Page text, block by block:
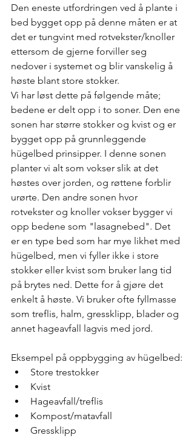
Den eneste utfordringen ved å plante i
bed bygget opp på denne måten er at
det er tungvint med rotvekster/knoller
ettersom de gjerne forviller seg
nedover i systemet og blir vanskelig å
høste blant store stokker.
Vi har løst dette på følgende måte;
bedene er delt opp i to soner. Den ene
sonen har større stokker og kvist og er
bygget opp på grunnleggende
hügelbed prinsipper. I denne sonen
planter vi alt som vokser slik at det
høstes over jorden, og røttene forblir
urørte. Den andre sonen hvor
rotvekster og knoller vokser bygger vi
opp bedene som "lasagnebed". Det
er en type bed som har mye likhet med
hügelbed, men vi fyller ikke i store
stokker eller kvist som bruker lang tid
på brytes ned. Dette for å gjøre det
enkelt å høste. Vi bruker ofte fyllmasse
som treflis, halm, gressklipp, blader og
annet hageavfall lagvis med jord.
Eksempel på oppbygging av hügelbed:
Store trestokker
Kvist
Hageavfall/treflis
Kompost/matavfall
Gressklipp